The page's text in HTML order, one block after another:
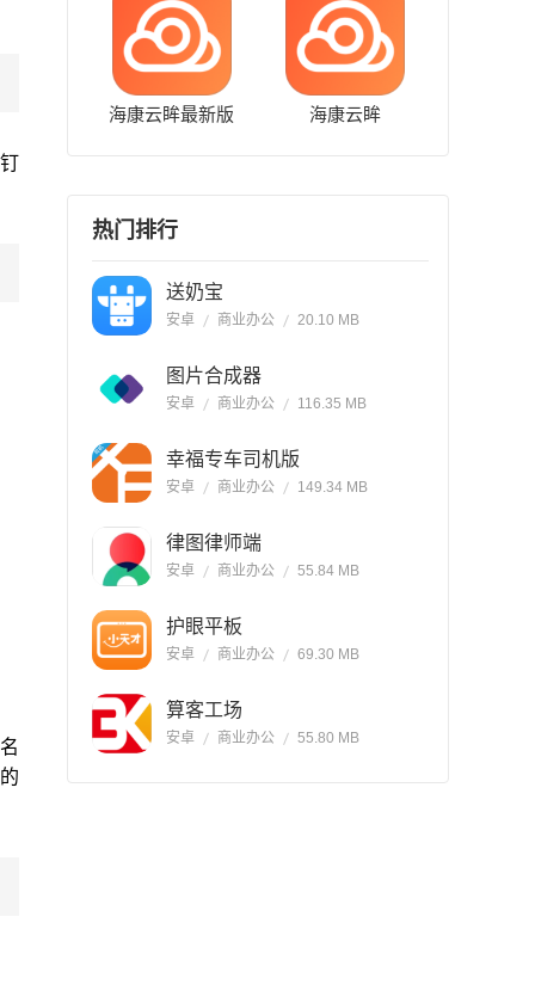
海康云眸最新版 海康云眸
热门排行
送奶宝
安卓 商业办公 20.10 MB
图片合成器
安卓 商业办公 116.35 MB
幸福专车司机版
安卓 商业办公 149.34 MB
律图律师端
安卓 商业办公 55.84 MB
护眼平板
安卓 商业办公 69.30 MB
算客工场
安卓 商业办公 55.80 MB